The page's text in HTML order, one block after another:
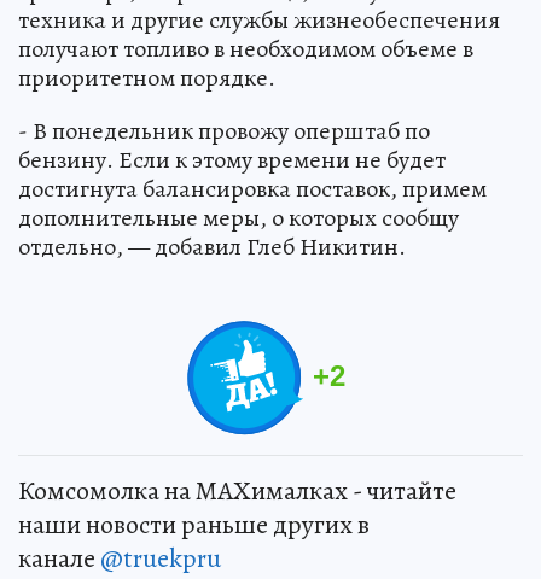
техника и другие службы жизнеобеспечения
получают топливо в необходимом объеме в
приоритетном порядке.
- В понедельник провожу оперштаб по
бензину. Если к этому времени не будет
достигнута балансировка поставок, примем
дополнительные меры, о которых сообщу
отдельно, — добавил Глеб Никитин.
+2
Комсомолка на MAXималках - читайте
наши новости раньше других в
канале @truekpru